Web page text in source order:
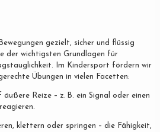
gezielt, sicher und flüssig
der wichtigsten Grundlagen für
Im Kindersport fördern wir
Übungen in vielen Facetten:
äußere Reize – z. B. ein Signal oder einen
klettern oder springen – die Fähigkeit,